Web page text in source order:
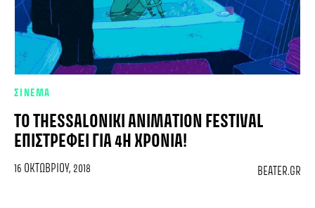
ΣΙΝΕΜΑ
ΤΟ THESSALONIKI ANIMATION FESTIVAL
ΕΠΙΣΤΡΈΦΕΙ ΓΙΑ 4Η ΧΡΟΝΙΆ!
16 ΟΚΤΩΒΡΊΟΥ, 2018 BEATER.GR